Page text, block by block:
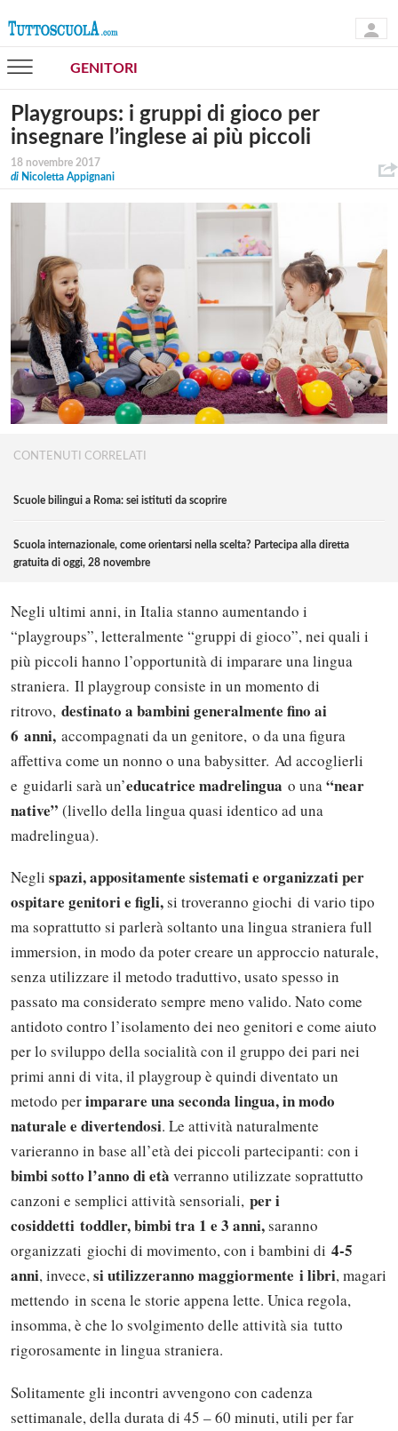
GENITORI
Playgroups: i gruppi di gioco per
insegnare l’inglese ai più piccoli
18 novembre 2017
di Nicoletta Appignani
CONTENUTI CORRELATI
Scuole bilingui a Roma: sei istituti da scoprire
Scuola internazionale, come orientarsi nella scelta? Partecipa alla diretta
gratuita di oggi, 28 novembre
Negli ultimi anni, in Italia stanno aumentando i
“playgroups”, letteralmente “gruppi di gioco”, nei quali i
più piccoli hanno l’opportunità di imparare una lingua
straniera. Il playgroup consiste in un momento di
ritrovo, destinato a bambini generalmente fino ai
6 anni, accompagnati da un genitore, o da una figura
affettiva come un nonno o una babysitter. Ad accoglierli
e guidarli sarà un’educatrice madrelingua o una“near
native” (livello della lingua quasi identico ad una
madrelingua).
Negli spazi, appositamente sistemati e organizzati per
ospitare genitori e figli,si troveranno giochi di vario tipo
ma soprattutto si parlerà soltanto una lingua straniera full
immersion, in modo da poter creare un approccio naturale,
senza utilizzare il metodo traduttivo, usato spesso in
passato ma considerato sempre meno valido. Nato come
antidoto contro l’isolamento dei neo genitori e come aiuto
per lo sviluppo della socialità con il gruppo dei pari nei
primi anni di vita, il playgroup è quindi diventato un
metodo perimparare una seconda lingua, in modo
naturale e divertendosi. Le attività naturalmente
varieranno in base all’età dei piccoli partecipanti: con i
bimbi sotto l’anno di età verranno utilizzate soprattutto
canzoni e semplici attività sensoriali, per i
cosiddetti toddler, bimbi tra 1 e 3 anni,saranno
organizzati giochi di movimento, con i bambini di 4-5
anni, invece,si utilizzeranno maggiormente i libri, magari
mettendo in scena le storie appena lette. Unica regola,
insomma, è che lo svolgimento delle attività sia tutto
rigorosamente in lingua straniera.
Solitamente gli incontri avvengono con cadenza
settimanale, della durata di 45 – 60 minuti, utili per far